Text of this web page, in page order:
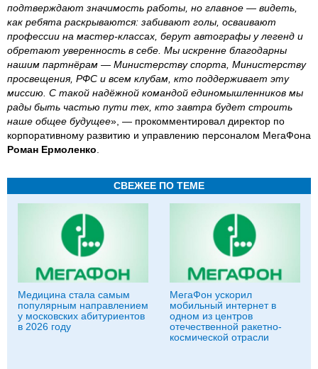
подтверждают значимость работы, но главное — видеть,
как ребята раскрываются: забивают голы, осваивают
профессии на мастер‑классах, берут автографы у легенд и
обретают уверенность в себе. Мы искренне благодарны
нашим партнёрам — Министерству спорта, Министерству
просвещения, РФС и всем клубам, кто поддерживает эту
миссию. С такой надёжной командой единомышленников мы
рады быть частью пути тех, кто завтра будет строить
наше общее будущее», — прокомментировал директор по
корпоративному развитию и управлению персоналом МегаФона
Роман Ермоленко
СВЕЖЕЕ ПО ТЕМЕ
Медицина стала самым
популярным направлением
у московских абитуриентов
в 2026 году
МегаФон ускорил
мобильный интернет в
одном из центров
отечественной ракетно-
космической отрасли